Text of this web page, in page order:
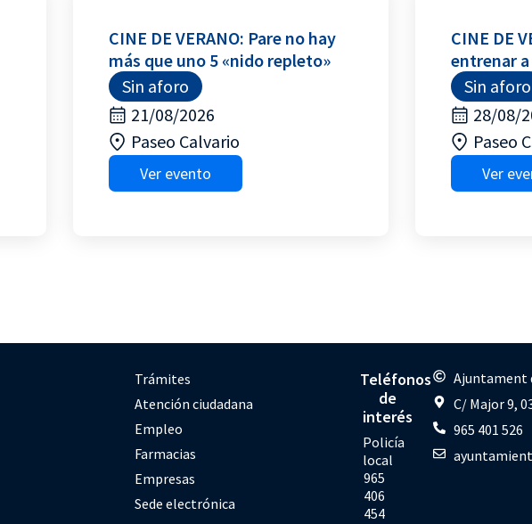
CINE DE VERANO: Pare no hay
más que uno 5 «nido repleto»
Sin aforo
21/08/2026
Paseo Calvario
Ver evento
CINE DE
entrenar
Sin aforo
28/08/
Paseo
Ver
Trámites
Atención ciudadana
Empleo
Farmacias
Empresas
Sede electrónica
Teléfonos
de
interés
Policía
local
965
406
454
Ajuntament
C/ Major 9,
965 401 526